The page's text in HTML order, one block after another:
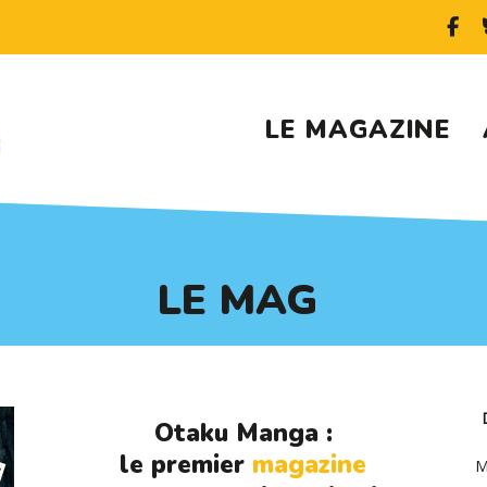
LE MAGAZINE
LE MAG
Otaku Manga :
le premier magazine